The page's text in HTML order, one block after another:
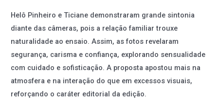
Helô Pinheiro e Ticiane demonstraram grande sintonia
diante das câmeras, pois a relação familiar trouxe
naturalidade ao ensaio. Assim, as fotos revelaram
segurança, carisma e confiança, explorando sensualidade
com cuidado e sofisticação. A proposta apostou mais na
atmosfera e na interação do que em excessos visuais,
reforçando o caráter editorial da edição.